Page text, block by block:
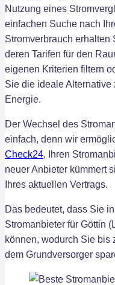
Nutzung eines
einfachen Suche nach
Stromverbrauch erhalten
deren Tarifen für den
eigenen Kriterien filtern
Sie die ideale Alternative
Energie.
Der Wechsel des
einfach, denn wir
Check24, Ihren
neuer Anbieter kümmert
Ihres aktuellen Vertrags.
Das bedeutet, dass Sie
Stromanbieter für Göttin
können, wodurch Sie bis
dem Grundversorger